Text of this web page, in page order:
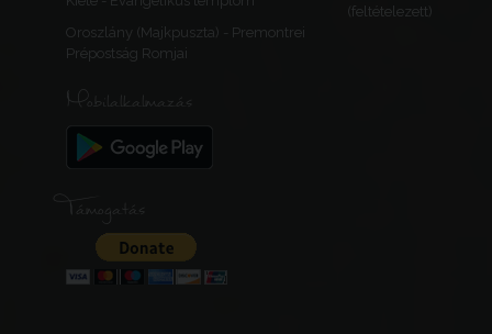
(feltételezett)
Oroszlány (Majkpuszta) - Premontrei
Prépostság Romjai
Mobilalkalmazás
Támogatás